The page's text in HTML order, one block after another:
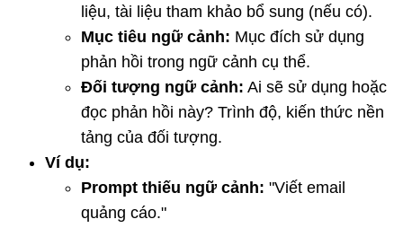
liệu, tài liệu tham khảo bổ sung (nếu có).
Mục tiêu ngữ cảnh: Mục đích sử dụng
phản hồi trong ngữ cảnh cụ thể.
Đối tượng ngữ cảnh: Ai sẽ sử dụng hoặc
đọc phản hồi này? Trình độ, kiến thức nền
tảng của đối tượng.
Ví dụ:
Prompt thiếu ngữ cảnh: "Viết email
quảng cáo."